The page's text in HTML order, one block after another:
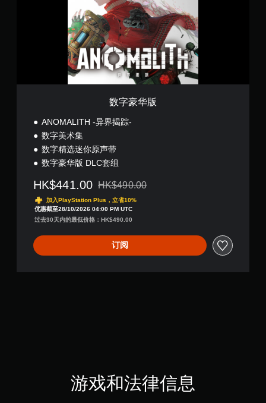
数字豪华版
ANOMALITH -异界揭踪-
数字美术集
数字精选迷你原声带
数字豪华版 DLC套组
HK$441.00 从原价HK$490.00折扣优惠
HK$490.00
加入PlayStation Plus，立省10%
优惠截至28/10/2026 04:00 PM UTC
过去30天内的最低价格：HK$490.00
订阅
游戏和法律信息